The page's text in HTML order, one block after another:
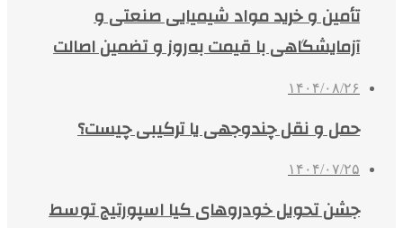
تأمین و خرید مواد شیمیایی صنعتی و
آزمایشگاهی با قیمت به‌روز و تضمین اصالت
۱۴۰۴/۰۸/۲۶
حمل و نقل چندوجهی یا ترکیبی چیست؟
۱۴۰۴/۰۷/۲۵
جشن تحویل خودروهای کیا اسپورتیج توسط